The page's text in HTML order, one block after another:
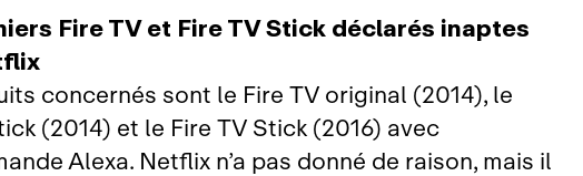
Fire TV et Fire TV Stick déclarés inaptes
concernés sont le Fire TV original (2014), le
(2014) et le Fire TV Stick (2016) avec
Alexa. Netflix n’a pas donné de raison, mais il